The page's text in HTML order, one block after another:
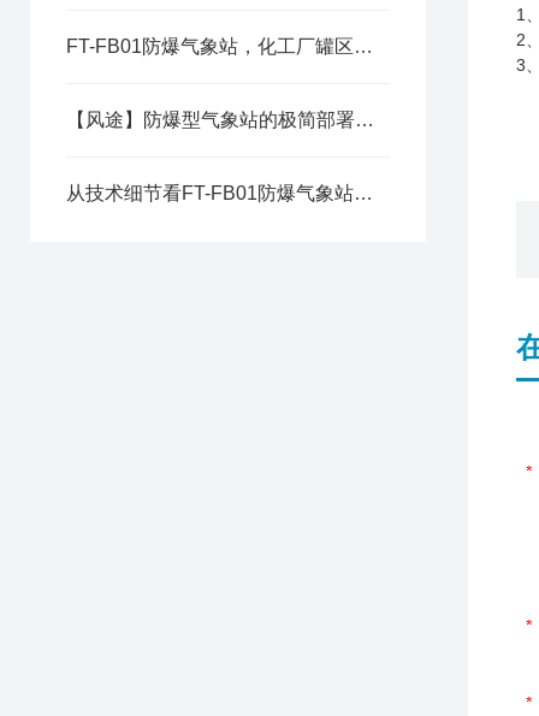
FT-FB01防爆气象站，化工厂罐区安全设备，全天候监测恶劣气象风险
【风途】防爆型气象站的极简部署与全流程适配：降低高危场景的施工安全风险
从技术细节看FT-FB01防爆气象站的场景适配优势
1
2
3